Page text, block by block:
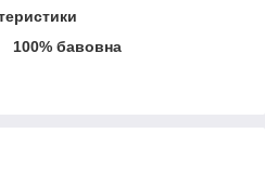
100% бавовна